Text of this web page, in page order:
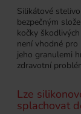
Silikátové
bezpečným
kočky
není vhodné pro
jeho granulemi
zdravotní
Lze
splachovat